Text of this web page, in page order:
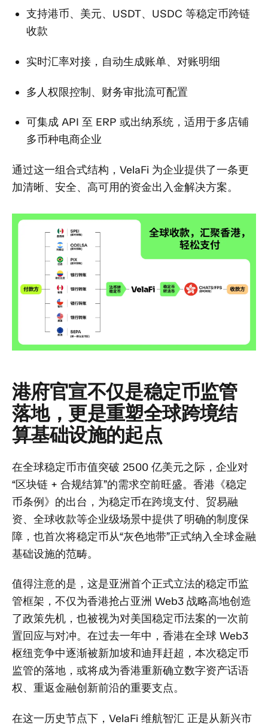
支持港币、美元、USDT、USDC 等稳定币跨链
收款
实时汇率对接，自动生成账单、对账明细
多人权限控制、财务审批流可配置
可集成 API 至 ERP 或出纳系统，适用于多店铺
多币种电商企业
通过这一组合式结构，VelaFi 为企业提供了一条更
加清晰、安全、高可用的资金出入金解决方案。
港府官宣不仅是稳定币监管
落地，更是重塑全球跨境结
算基础设施的起点
在全球稳定币市值突破 2500 亿美元之际，企业对
“区块链 + 合规结算”的需求空前旺盛。香港《稳定
币条例》的出台，为稳定币在跨境支付、贸易融
资、全球收款等企业级场景中提供了明确的制度保
障，也首次将稳定币从“灰色地带”正式纳入全球金融
基础设施的范畴。
值得注意的是，这是亚洲首个正式立法的稳定币监
管框架，不仅为香港抢占亚洲 Web3 战略高地创造
了政策先机，也被视为对美国稳定币法案的一次前
置回应与对冲。在过去一年中，香港在全球 Web3
枢纽竞争中逐渐被新加坡和迪拜赶超，本次稳定币
监管的落地，或将成为香港重新确立数字资产话语
权、重返金融创新前沿的重要支点。
在这一历史节点下，VelaFi 维航智汇 正是从新兴市